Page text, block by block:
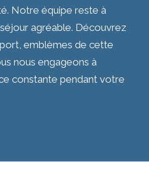
Notre équipe reste à
agréable. Découvrez
emblèmes de cette
nous engageons à
constante pendant votre